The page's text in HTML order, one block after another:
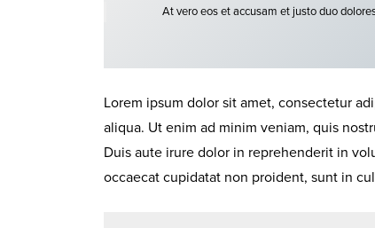
At vero eos et accusam et justo duo
Lorem ipsum dolor sit amet, consectetur
aliqua. Ut enim ad minim veniam, quis
Duis aute irure dolor in reprehenderit in
occaecat cupidatat non proident, sunt in